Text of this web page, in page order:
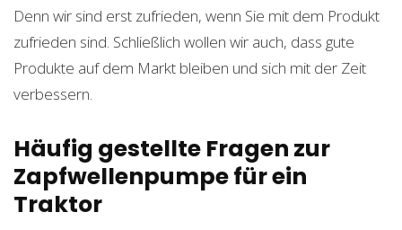
Denn wir sind erst zufrieden, wenn Sie mit dem Produkt
zufrieden sind. Schließlich wollen wir auch, dass gute
Produkte auf dem Markt bleiben und sich mit der Zeit
verbessern.
Häufig gestellte Fragen zur
Zapfwellenpumpe für ein
Traktor